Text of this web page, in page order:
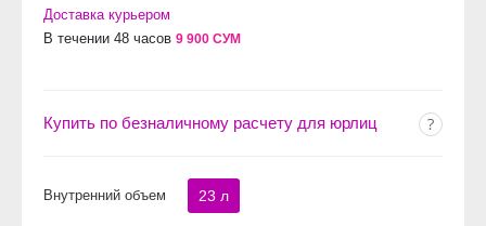
Доставка курьером
В течении 48 часов 9 900 СУМ
Купить по безналичному расчету для юрлиц
Внутренний объем 23 л